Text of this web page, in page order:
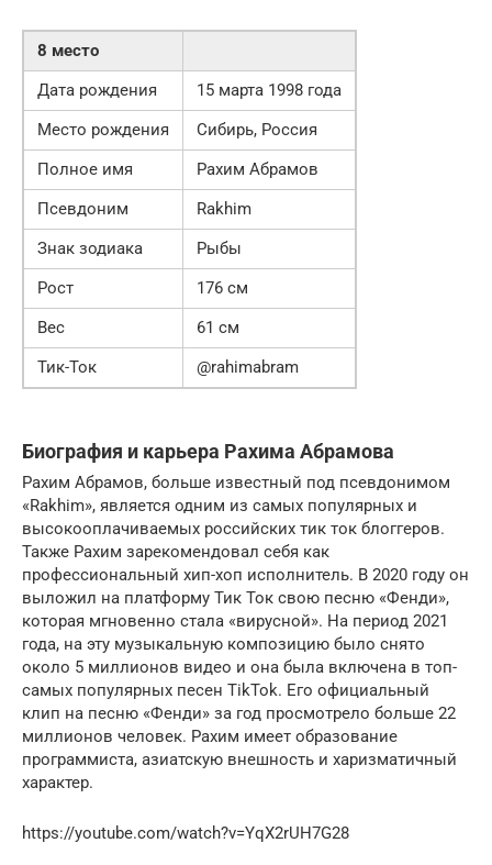
8 место
Дата рождения
15 марта 1998 года
Место рождения
Сибирь, Россия
Полное имя
Рахим Абрамов
Псевдоним
Rakhim
Знак зодиака
Рыбы
Рост
176 см
Вес
61 см
Тик-Ток
@rahimabram
Биография и карьера Рахима Абрамова
Рахим Абрамов, больше известный под псевдонимом
«Rakhim», является одним из самых популярных и
высокооплачиваемых российских тик ток блоггеров.
Также Рахим зарекомендовал себя как
профессиональный хип-хоп исполнитель. В 2020 году он
выложил на платформу Тик Ток свою песню «Фенди»,
которая мгновенно стала «вирусной». На период 2021
года, на эту музыкальную композицию было снято
около 5 миллионов видео и она была включена в топ-
самых популярных песен TikTok. Его официальный
клип на песню «Фенди» за год просмотрело больше 22
миллионов человек. Рахим имеет образование
программиста, азиатскую внешность и харизматичный
характер.
https://youtube.com/watch?v=YqX2rUH7G28